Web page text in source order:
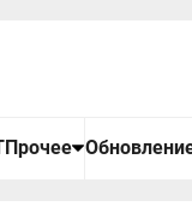
Прочее